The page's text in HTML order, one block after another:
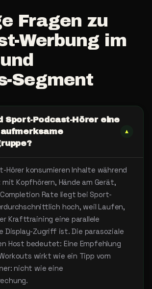
Fragen zu
Werbung im
und
Segment
Sport-Podcast-Hörer eine
▾
Hörer konsumieren Inhalte während
mit Kopfhörern, Hände am Gerät,
Rate liegt bei Sport-
hoch, weil Laufen,
Krafttraining eine parallele
Display-Zugriff ist. Die parasoziale
Host bedeutet: Eine Empfehlung
wirkt wie ein Tipp vom
nicht wie eine